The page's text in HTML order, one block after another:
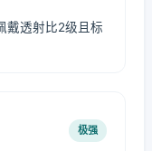
戴透射比2级且标
极强